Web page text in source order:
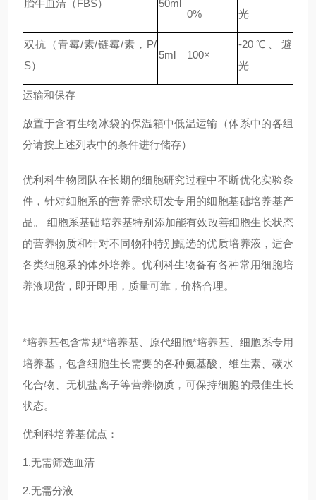
胎牛血清（FBS）
50ml
0%
光
双抗（青霉/素/链霉/素，P/
S）
5ml 100×
-20℃、避
光
运输和保存
放置于含有生物冰袋的保温箱中低温运输（体系中的各组
分请按上述列表中的条件进行储存）
优利科生物团队在长期的细胞研究过程中不断优化实验条
件，针对细胞系的营养需求研发专用的细胞基础培养基产
品。 细胞系基础培养基特别添加能有效改善细胞生长状态
的营养物质和针对不同物种特别甄选的优质培养液，适合
各类细胞系的体外培养。优利科生物备有各种常用细胞培
养液现货，即开即用，质量可靠，价格合理。
*培养基包含常规*培养基、原代细胞*培养基、细胞系专用
培养基，包含细胞生长需要的各种氨基酸、维生素、碳水
化合物、无机盐离子等营养物质，可保持细胞的最佳生长
状态。
优利科培养基优点：
1.无需筛选血清
2.无需分液